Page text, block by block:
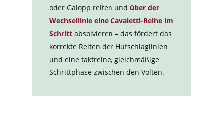
oder Galopp reiten und über der
Wechsellinie eine Cavaletti-Reihe im
Schritt absolvieren – das fördert das
korrekte Reiten der Hufschlaglinien
und eine taktreine, gleichmäßige
Schrittphase zwischen den Volten.